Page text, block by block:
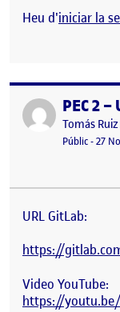
Heu d'iniciar la
Publicat perPEC 2
Publicat per
Tomás
Visibilitat:
Públic-Data
27
URL GitLab:
https://
Video YouTube:
https://youtu.be/